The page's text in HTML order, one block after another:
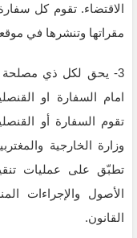
الاقتضاء. تقوم كل
مقراتها وتنشرها في
3- يحق لكل ذي مصلحة
امام السفارة او
تقوم السفارة أو
وزارة الخارجية
تطبّق على عمليات
الأصول والإجراءات
القانون.